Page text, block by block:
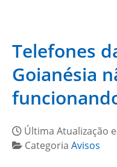
Telefones
Goianésia
Última Atualização
Categoria Avisos